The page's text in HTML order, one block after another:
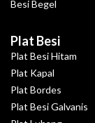
Besi Begel
Plat Besi
Plat Besi Hitam
Plat Kapal
Plat Bordes
Plat Besi Galvanis